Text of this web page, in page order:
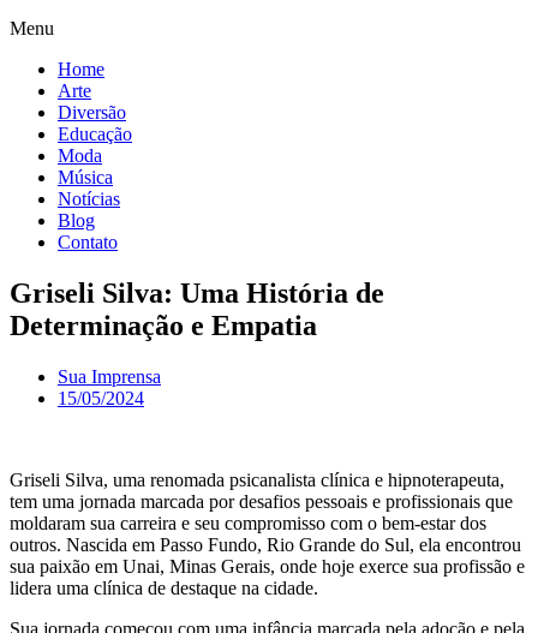
Menu
Home
Arte
Diversão
Educação
Moda
Música
Notícias
Blog
Contato
Griseli Silva: Uma História de
Determinação e Empatia
Sua Imprensa
15/05/2024
Griseli Silva, uma renomada psicanalista clínica e hipnoterapeuta,
tem uma jornada marcada por desafios pessoais e profissionais que
moldaram sua carreira e seu compromisso com o bem-estar dos
outros. Nascida em Passo Fundo, Rio Grande do Sul, ela encontrou
sua paixão em Unai, Minas Gerais, onde hoje exerce sua profissão e
lidera uma clínica de destaque na cidade.